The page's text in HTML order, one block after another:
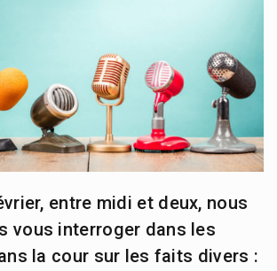
entre midi et deux, nous
vous interroger dans les
la cour sur les faits divers :